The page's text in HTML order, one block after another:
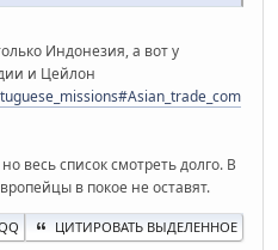
Индонезия, а вот у
и Цейлон
весь список смотреть долго. В
в покое не оставят.
ЦИТИРОВАТЬ ВЫДЕЛЕННОЕ